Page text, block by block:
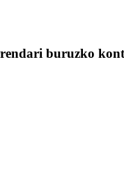
buruzko